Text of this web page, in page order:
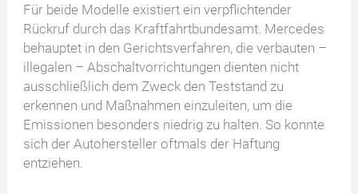
Für beide Modelle existiert ein verpflichtender
Rückruf durch das Kraftfahrtbundesamt. Mercedes
behauptet in den Gerichtsverfahren, die verbauten –
illegalen – Abschaltvorrichtungen dienten nicht
ausschließlich dem Zweck den Teststand zu
erkennen und Maßnahmen einzuleiten, um die
Emissionen besonders niedrig zu halten. So konnte
sich der Autohersteller oftmals der Haftung
entziehen.